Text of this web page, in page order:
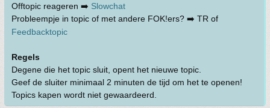
Offtopic reageren ➡️ Slowchat
Probleempje in topic of met andere FOK!ers? ➡️ TR of
Feedbacktopic
Regels
Degene die het topic sluit, opent het nieuwe topic.
Geef de sluiter minimaal 2 minuten de tijd om het te openen!
Topics kapen wordt niet gewaardeerd.